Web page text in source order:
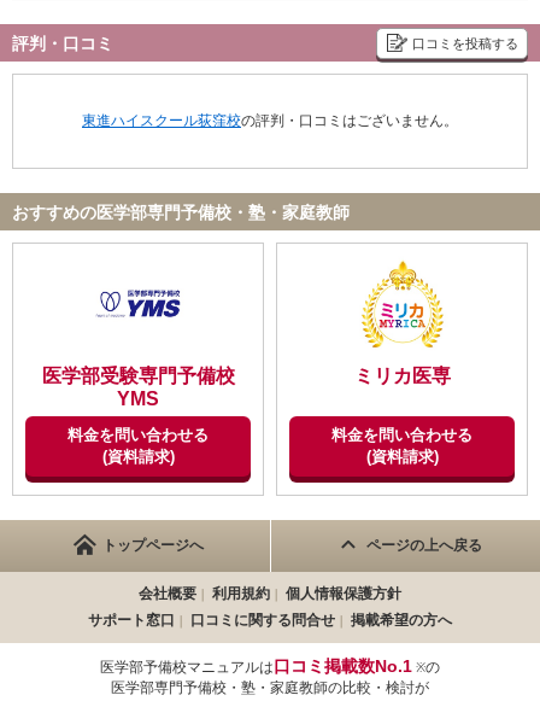
評判・口コミ 口コミを投稿する
東進ハイスクール荻窪校の評判・口コミはございません。
おすすめの医学部専門予備校・塾・家庭教師
医学部受験専門予備校
YMS
料金を問い合わせる
(資料請求)
ミリカ医専
料金を問い合わせる
(資料請求)
トップページへ ページの上へ戻る
会社概要 利用規約
個人情報保護方針
サポート窓口
口コミに関する問合せ 掲載希望の方へ
医学部予備校マニュアルは口コミ掲載数No.1 ※の
医学部専門予備校・塾・家庭教師の比較・検討が